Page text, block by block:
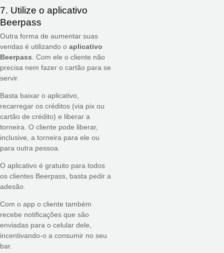
7. Utilize o aplicativo
Beerpass
Outra forma de aumentar suas
vendas é utilizando o aplicativo
Beerpass. Com ele o cliente não
precisa nem fazer o cartão para se
servir.
Basta baixar o aplicativo,
recarregar os créditos (via pix ou
cartão de crédito) e liberar a
torneira. O cliente pode liberar,
inclusive, a torneira para ele ou
para outra pessoa.
O aplicativo é gratuito para todos
os clientes Beerpass, basta pedir a
adesão.
Com o app o cliente também
recebe notificações que são
enviadas para o celular dele,
incentivando-o a consumir no seu
bar.